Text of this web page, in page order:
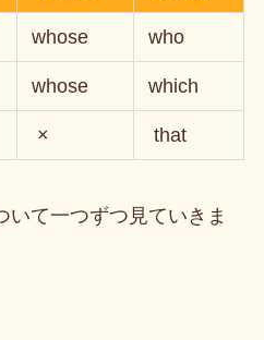
whose who
whose which
× that
いて一つずつ見ていきま